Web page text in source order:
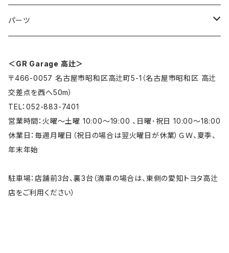
オートグリム
GYEON
モデリスタ
NEOPLOT
パーツ
トヨタ純正パーツ
＜GR Garage 高辻＞
〒466-0057 名古屋市昭和区高辻町5-1（名古屋市昭和区 高辻
交差点を西へ50m）
TEL：052-883-7401
営業時間：火曜～土曜 10:00～19:00 、日曜･祝日 10:00～18:00
休業日：毎週月曜日（祝日の場合は翌火曜日が休業）ＧＷ、夏季、
年末年始
駐車場：店舗前3台、裏3台（満車の場合は、東側の愛知トヨタ高辻
店をご利用ください）